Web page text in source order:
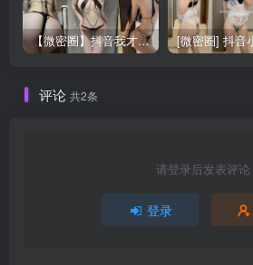
【微密圈】抖音我才是岚岚觅圈合集更13期 [221P+35V]
评论 共2条
请登录后发表评论
登录